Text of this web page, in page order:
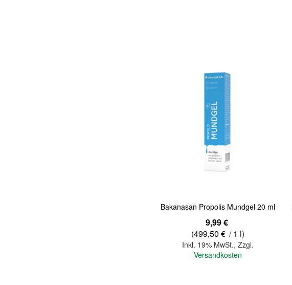
Bakanasan Propolis Mundgel 20 ml
9,99 €
(499,50 € / 1 l)
Inkl. 19% MwSt., Zzgl.
Versandkosten